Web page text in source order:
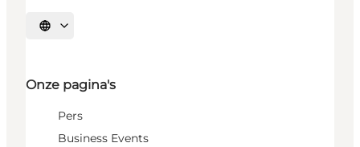
Selecteer taal
Onze pagina's
Pers
Business Events